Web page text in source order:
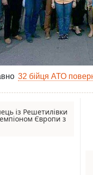
32 бійця АТО
із Решетилівки
Європи з